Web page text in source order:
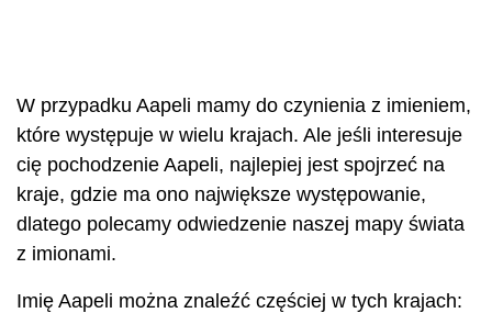
W przypadku Aapeli mamy do czynienia z imieniem,
które występuje w wielu krajach. Ale jeśli interesuje
cię pochodzenie Aapeli, najlepiej jest spojrzeć na
kraje, gdzie ma ono największe występowanie,
dlatego polecamy odwiedzenie naszej mapy świata
z imionami.
Imię Aapeli można znaleźć częściej w tych krajach: